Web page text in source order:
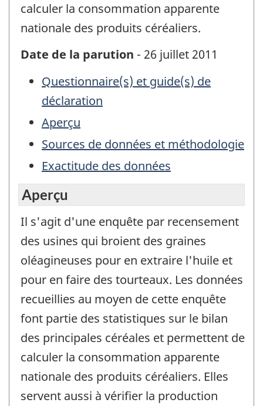
calculer la consommation apparente
nationale des produits céréaliers.
Date de la parution - 26 juillet 2011
Questionnaire(s) et guide(s) de
déclaration
Aperçu
Sources de données et méthodologie
Exactitude des données
Aperçu
Il s'agit d'une enquête par recensement
des usines qui broient des graines
oléagineuses pour en extraire l'huile et
pour en faire des tourteaux. Les données
recueillies au moyen de cette enquête
font partie des statistiques sur le bilan
des principales céréales et permettent de
calculer la consommation apparente
nationale des produits céréaliers. Elles
servent aussi à vérifier la production